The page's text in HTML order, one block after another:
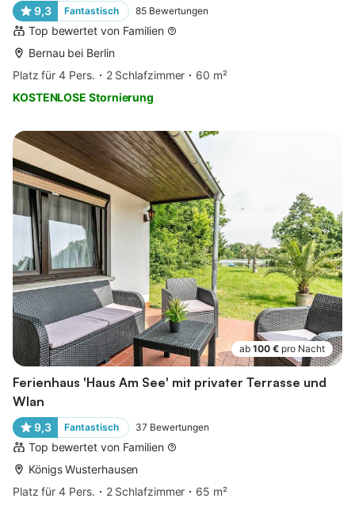
9,3 Fantastisch 85 Bewertungen
Top bewertet von Familien
Bernau bei Berlin
Platz für 4 Pers.
2 Schlafzimmer
60 m²
KOSTENLOSE Stornierung
ab 100 € pro Nacht
Ferienhaus 'Haus Am See' mit privater Terrasse und
Wlan
9,3 Fantastisch 37 Bewertungen
Top bewertet von Familien
Königs Wusterhausen
Platz für 4 Pers.
2 Schlafzimmer
65 m²